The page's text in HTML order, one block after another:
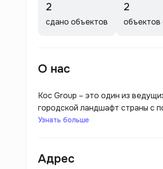
2
сдано объектов
2
объектов
О нас
Koc Group – это один из
городской ландшафт страны с
Основанная несколькими
Узнать больше
Адрес